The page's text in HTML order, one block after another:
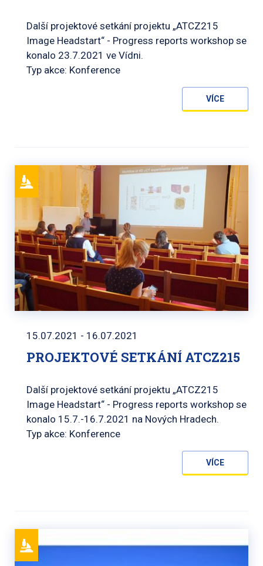
Další projektové setkání projektu „ATCZ215
Image Headstart“ - Progress reports workshop se
konalo 23.7.2021 ve Vídni.
Typ akce: Konference
VÍCE
15.07.2021 - 16.07.2021
PROJEKTOVÉ SETKÁNÍ ATCZ215
Další projektové setkání projektu „ATCZ215
Image Headstart“ - Progress reports workshop se
konalo 15.7.-16.7.2021 na Nových Hradech.
Typ akce: Konference
VÍCE